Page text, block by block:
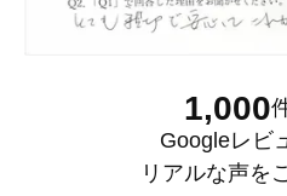
1,000
Googleレビ
リアルな声を